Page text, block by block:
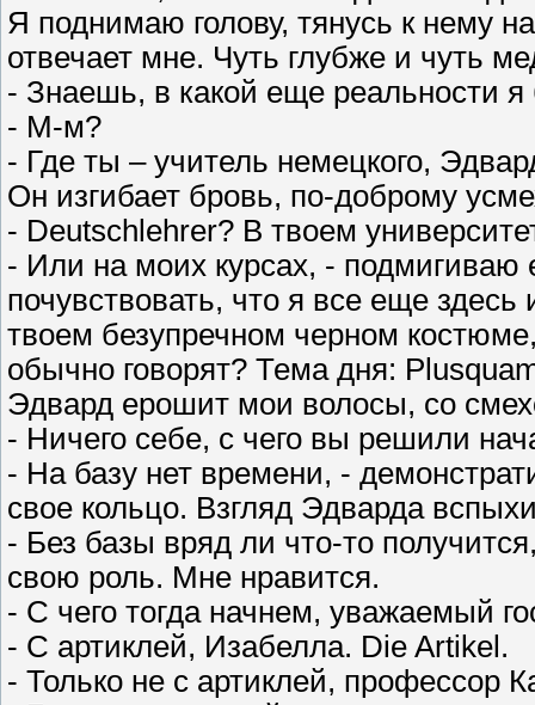
Я поднимаю голову, тянусь к нему
отвечает мне. Чуть глубже и чуть
- Знаешь, в какой еще реальности я
- М-м?
- Где ты – учитель немецкого,
Он изгибает бровь, по-доброму
- Deutschlehrer? В твоем
- Или на моих курсах, - подмигиваю
почувствовать, что я все еще
твоем безупречном черном
обычно говорят? Тема дня:
Эдвард ерошит мои волосы, со
- Ничего себе, с чего вы решили
- На базу нет времени, -
свое кольцо. Взгляд Эдварда
- Без базы вряд ли что-то
свою роль. Мне нравится.
- С чего тогда начнем, уважаемый
- С артиклей, Изабелла. Die Artikel.
- Только не с артиклей, профессор